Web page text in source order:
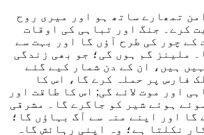
تمھارے ساتھ ہو اور میری روح
کرے۔ جنگ اور تباہی کی اوقات
کے چور کی طرح آؤں گا اور بہت سے
ملینز گم ہوں گی؛ جو بھی زندگی
ہیں، ان کے دن شمار کیے گئے
فارس پر حملہ کرے گا، اس کا
اور موت لائے گی; اس کا طاقت اور
ہوئے شیر کو جاگرے گا۔ مشرقی
گا اور اپنے منہ سے آگ بہاؤں گا؛
نکلتا ہے؛ وہ اپنی رہائش گاہ